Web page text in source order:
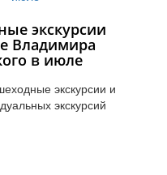
экскурсии
Владимира
в июле
экскурсии и
экскурсий